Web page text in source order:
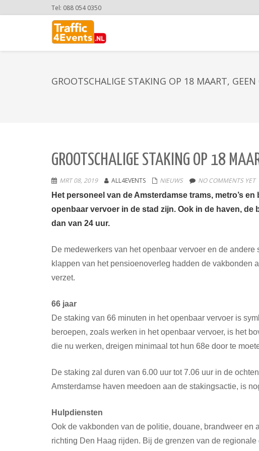
Tel: 088 054 0350
GROOTSCHALIGE STAKING OP 18 MAART,
GROOTSCHALIGE STAKING OP 18
MRT 08, 2019 ALL4EVENTS NIEUWS
NO COMMENTS YET
Het personeel van de Amsterdamse trams, metro’s
openbaar vervoer in de stad zijn. Ook in de haven, de
dan van 24 uur.
De medewerkers van het openbaar vervoer en de
klappen van het pensioenoverleg hadden de vakbonden
verzet.
66 jaar
De staking van 66 minuten in het openbaar vervoer is
beroepen, zoals werken in het openbaar vervoer, is het
die nu werken, dreigen minimaal tot hun 68e door te
De staking zal duren van 6.00 uur tot 7.06 uur in de
Amsterdamse haven meedoen aan de stakingsactie, is
Hulpdiensten
Ook de vakbonden van de politie, douane, brandweer en
richting Den Haag rijden. Bij de grenzen van de